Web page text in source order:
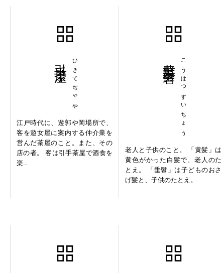
ひきてぢゃや
江戸時代に、遊郭や岡場所で、
客を遊女屋に案内する仲介業を
営んだ茶屋のこと。また、その
店の者。 客は引手茶屋で酒食を
楽...
こうはつすいちょう
老人と子供のこと。 「黄髪」は
黄色がかった白髪で、老人のた
とえ。 「垂髫」は子どものおさ
げ髪と、子供のたとえ。